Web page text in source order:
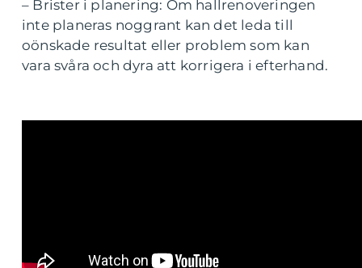
– Brister i planering: Om hallrenoveringen
inte planeras noggrant kan det leda till
oönskade resultat eller problem som kan
vara svåra och dyra att korrigera i efterhand.